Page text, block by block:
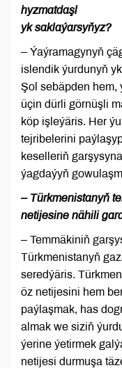
hyzmatdaşl
yk saklaýarsyňyz?
– Ýaýramagynyň
islendik ýurdunyň
Şol sebäpden hem,
üçin dürli görnüşli
köp işleýäris. Her
tejribelerini
keselleriň
ýagdaýyň
– Türkmenistanyň
netijesine nähili
– Temmäkiniň
Türkmenistanyň
seredýäris.
öz netijesini hem
paýlaşmak, has
almak we siziň
ýerine ýetirmek
netijesi durmuşa